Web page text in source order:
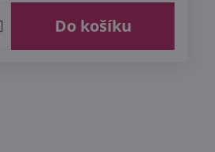
Do košíku